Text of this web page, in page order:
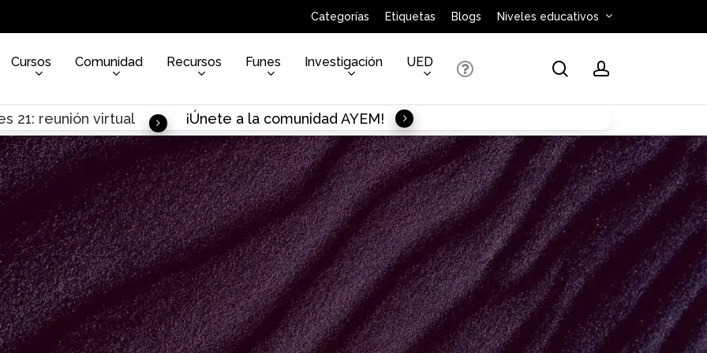
Categorías Etiquetas Blogs Niveles educativos
Cursos Comunidad Recursos Funes Investigación UED searchaccount
21: reunión virtual ¡Únete a la comunidad AYEM!